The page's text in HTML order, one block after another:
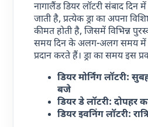
नागालैंड डियर लॉटरी संबाद दिन
जाती है, प्रत्येक ड्रा का अपना
कीमत होती है, जिसमें विभिन्न
समय दिन के अलग-अलग समय में
प्रदान करते हैं। ड्रा का समय इस
डियर मोर्निंग लॉटरी:
बजे
डियर डे लॉटरी: दोपहर
डियर इवनिंग लॉटरी: